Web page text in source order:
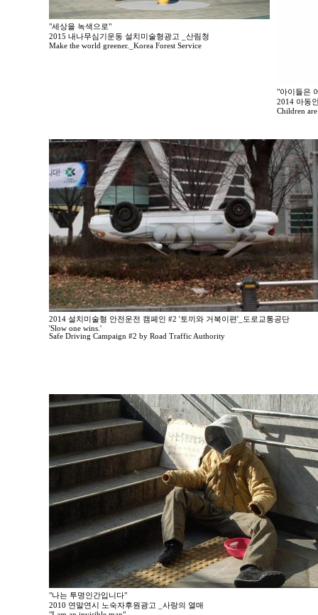
"세상을 녹색으로"
2015 내나무심기운동 설치미술형광고 _산림청
Make the world greener._Korea Forest Service
"아이들은
2014 아동
Children
2014 설치미술형 안전운전 캠페인 #2 '토끼와 거북이편'_도로교통공단
'Slow one wins.'
Safe Driving Campaign #2 by Road Traffic Authority
"나는 투명인간입니다"
2010 연말연시 노숙자후원광고 _사랑의 열매